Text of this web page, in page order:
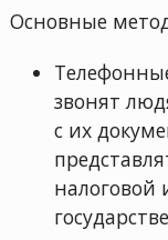
Основные
звонят
с их
налоговой